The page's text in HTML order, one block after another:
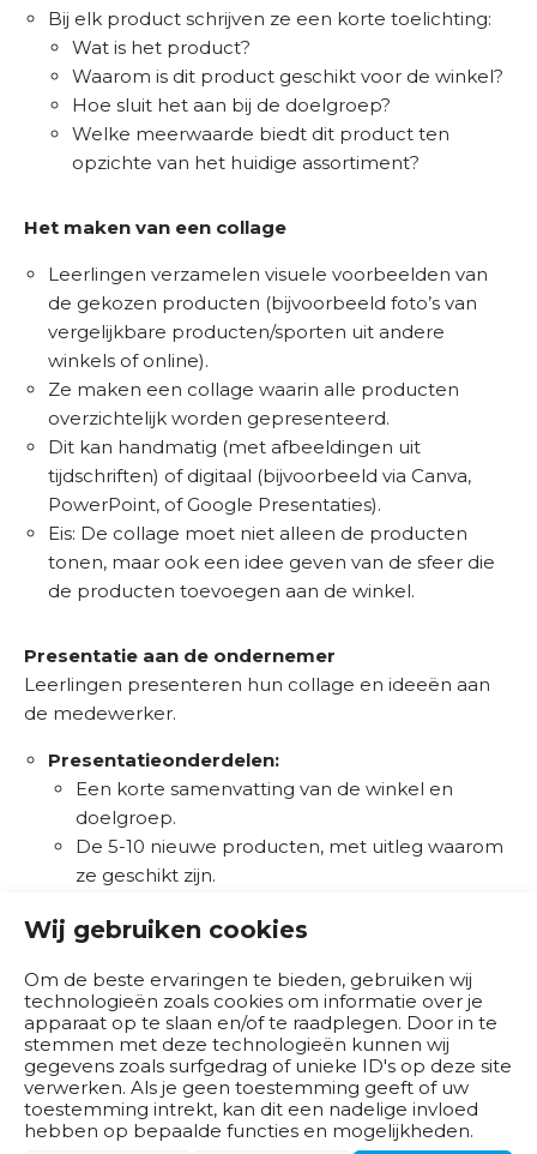
Wij gebruiken cookies
Om de beste ervaringen te bieden, gebruiken wij
technologieën zoals cookies om informatie over je
apparaat op te slaan en/of te raadplegen. Door in te
stemmen met deze technologieën kunnen wij
gegevens zoals surfgedrag of unieke ID's op deze site
verwerken. Als je geen toestemming geeft of uw
toestemming intrekt, kan dit een nadelige invloed
hebben op bepaalde functies en mogelijkheden.
Bij elk product schrijven ze een korte toelichting:
Wat is het product?
Waarom is dit product geschikt voor de winkel?
Hoe sluit het aan bij de doelgroep?
Welke meerwaarde biedt dit product ten
opzichte van het huidige assortiment?
Het maken van een collage
Leerlingen verzamelen visuele voorbeelden van
de gekozen producten (bijvoorbeeld foto’s van
vergelijkbare producten/sporten uit andere
winkels of online).
Ze maken een collage waarin alle producten
overzichtelijk worden gepresenteerd.
Dit kan handmatig (met afbeeldingen uit
tijdschriften) of digitaal (bijvoorbeeld via Canva,
PowerPoint, of Google Presentaties).
Eis: De collage moet niet alleen de producten
tonen, maar ook een idee geven van de sfeer die
de producten toevoegen aan de winkel.
Presentatie aan de ondernemer
Leerlingen presenteren hun collage en ideeën aan
de medewerker.
Presentatieonderdelen:
Een korte samenvatting van de winkel en
doelgroep.
De 5-10 nieuwe producten, met uitleg waarom
ze geschikt zijn.
het huidige assortiment.
feedback op het voorstel. Wat spreekt hem/haar
aan? Wat zou anders kunnen?
Reflectie en afronding
Terug op school verwerken leerlingen de feedback
en reflecteren in een kort verslag: